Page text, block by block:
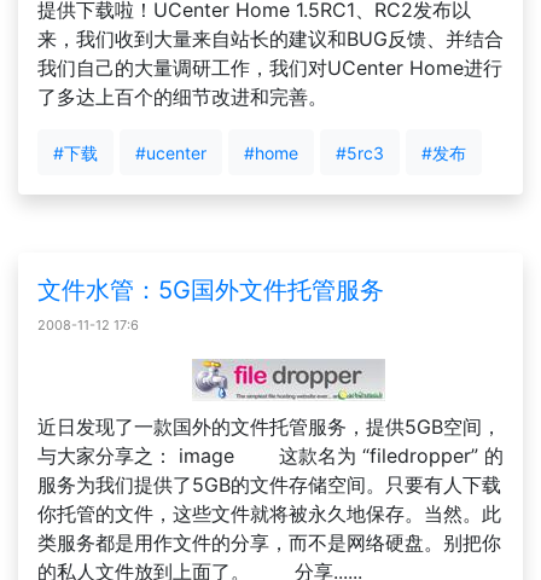
提供下载啦！UCenter Home 1.5RC1、RC2发布以
来，我们收到大量来自站长的建议和BUG反馈、并结合
我们自己的大量调研工作，我们对UCenter Home进行
了多达上百个的细节改进和完善。
#下载 #ucenter #home #5rc3 #发布
文件水管：5G国外文件托管服务
2008-11-12 17:6
近日发现了一款国外的文件托管服务，提供5GB空间，
与大家分享之： image 这款名为 “filedropper” 的
服务为我们提供了5GB的文件存储空间。只要有人下载
你托管的文件，这些文件就将被永久地保存。当然。此
类服务都是用作文件的分享，而不是网络硬盘。别把你
的私人文件放到上面了。 分享......